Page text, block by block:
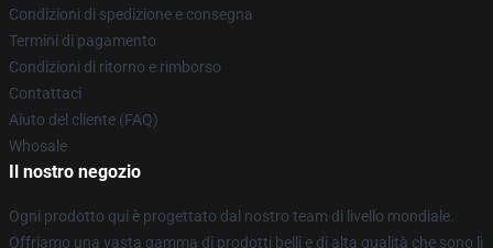
Condizioni di spedizione e consegna
Termini di pagamento
Condizioni di ritorno e rimborso
Contattaci
Aiuto del cliente (FAQ)
Whosale
Il nostro negozio
Ogni prodotto qui è progettato dal nostro team di livello mondiale.
Offriamo una vasta gamma di prodotti belli e di alta qualità che sono lì